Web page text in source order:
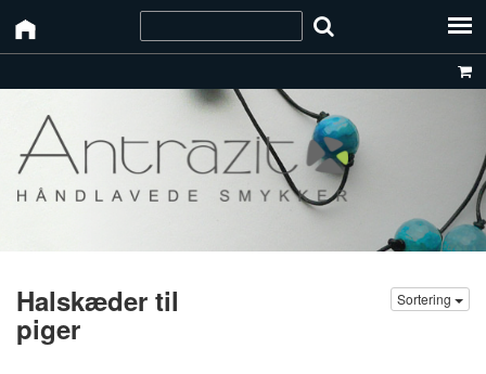
Halskæder til
piger
Sortering